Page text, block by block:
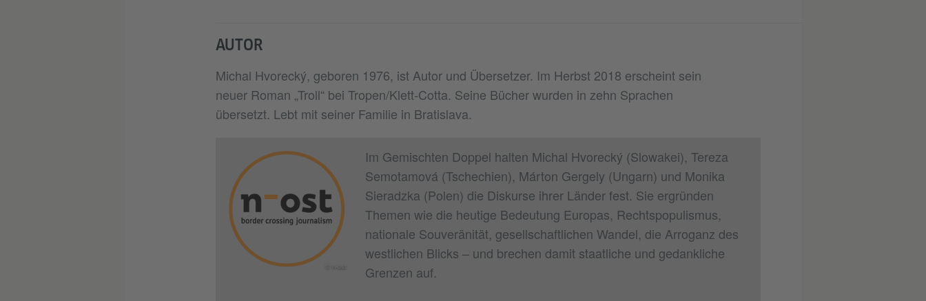
AUTOR
Michal Hvorecký, geboren 1976, ist Autor und Übersetzer. Im Herbst 2018 erscheint sein
neuer Roman „Troll“ bei Tropen/Klett-Cotta. Seine Bücher wurden in zehn Sprachen
übersetzt. Lebt mit seiner Familie in Bratislava.
© n-ost
Im Gemischten Doppel halten Michal Hvorecký (Slowakei), Tereza
Semotamová (Tschechien), Márton Gergely (Ungarn) und Monika
Sieradzka (Polen) die Diskurse ihrer Länder fest. Sie ergründen
Themen wie die heutige Bedeutung Europas, Rechtspopulismus,
nationale Souveränität, gesellschaftlichen Wandel, die Arroganz des
westlichen Blicks – und brechen damit staatliche und gedankliche
Grenzen auf.